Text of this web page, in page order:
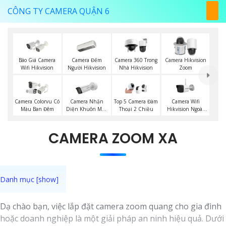
CÔNG TY CAMERA QUẬN 6
Báo Giá Camera
Wifi Hikvision
Camera Đếm
Người Hikvision
Camera 360 Trong
Nhà Hikvision
Camera Hikvision
Zoom
Camera Colorvu Có
Màu Ban Đêm
Camera Nhận
Diện Khuôn Mặt
Top 5 Camera Đàm
Thoại 2 Chiều
Camera Wifi
Hikvision Ngoài
CAMERA ZOOM XA
Dạ chào bạn, việc lắp đặt camera zoom quang cho gia đình
hoặc doanh nghiệp là một giải pháp an ninh hiệu quả. Dưới